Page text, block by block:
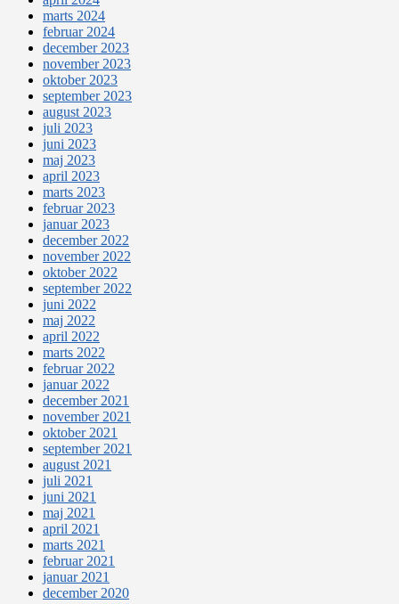
marts 2024
februar 2024
december 2023
november 2023
oktober 2023
september 2023
august 2023
juli 2023
juni 2023
maj 2023
april 2023
marts 2023
februar 2023
januar 2023
december 2022
november 2022
oktober 2022
september 2022
juni 2022
maj 2022
april 2022
marts 2022
februar 2022
januar 2022
december 2021
november 2021
oktober 2021
september 2021
august 2021
juli 2021
juni 2021
maj 2021
april 2021
marts 2021
februar 2021
januar 2021
december 2020